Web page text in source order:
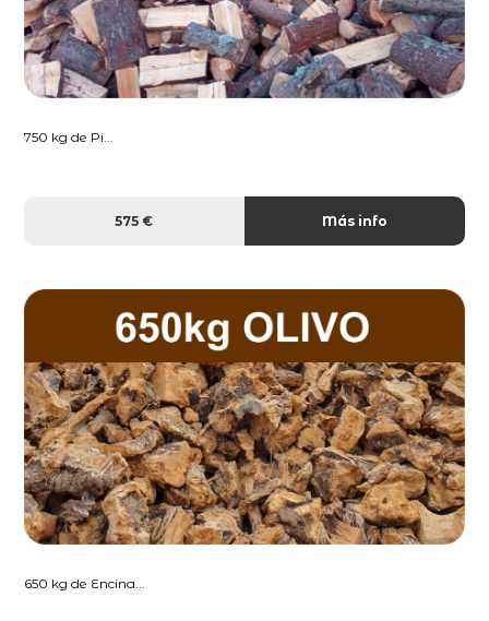
750 kg de Pi...
575 € Más info
650 kg de Encina...